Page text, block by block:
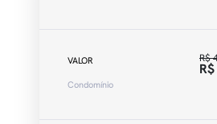
VALOR R$
Condomínio